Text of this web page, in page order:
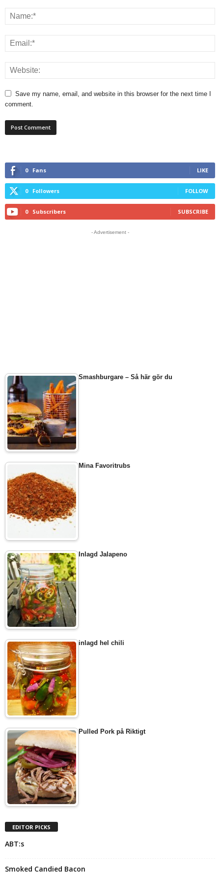
Save my name, email, and website in this browser for the next time I
comment.
0 Fans LIKE
0 Followers FOLLOW
0 Subscribers SUBSCRIBE
- Advertisement -
Smashburgare – Så här gör du
Mina Favoritrubs
Inlagd Jalapeno
inlagd hel chili
Pulled Pork på Riktigt
EDITOR PICKS
ABT:s
Smoked Candied Bacon